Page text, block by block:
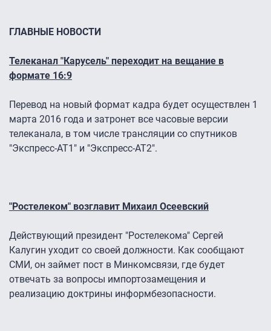
ГЛАВНЫЕ НОВОСТИ
Телеканал "Карусель" переходит на вещание в
формате 16:9
Перевод на новый формат кадра будет осуществлен 1
марта 2016 года и затронет все часовые версии
телеканала, в том числе трансляции со спутников
"Экспресс-АТ1" и "Экспресс-АТ2".
"Ростелеком" возглавит Михаил Осеевский
Действующий президент "Ростелекома" Сергей
Калугин уходит со своей должности. Как сообщают
СМИ, он займет пост в Минкомсвязи, где будет
отвечать за вопросы импортозамещения и
реализацию доктрины информбезопасности.